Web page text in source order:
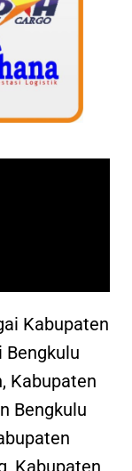
Kabupaten
Bengkulu
Kabupaten
Bengkulu
Kabupaten